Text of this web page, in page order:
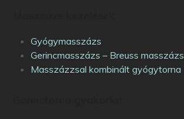
Gyógymasszázs
Gerincmasszázs – Breuss masszázs
Masszázzsal kombinált gyógytorna